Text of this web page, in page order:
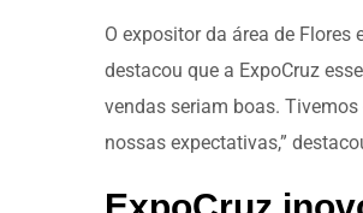
O expositor da área de Flores
destacou que a ExpoCruz
vendas seriam boas.
nossas expectativas,”